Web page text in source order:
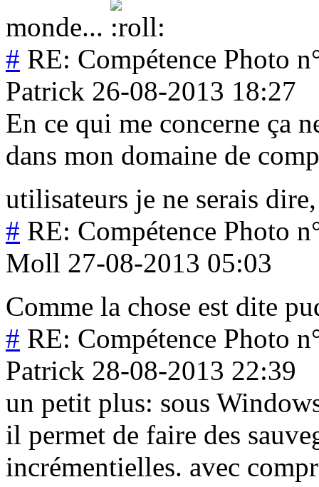
monde...
# RE: Compétence Photo
Patrick 26-08-2013 18:27
En ce qui me concerne ça
dans mon domaine de
utilisateurs je ne serais
# RE: Compétence Photo
Moll 27-08-2013 05:03
Comme la chose est dite
# RE: Compétence Photo
Patrick 28-08-2013 22:39
un petit plus: sous
il permet de faire des
incrémentielles. avec